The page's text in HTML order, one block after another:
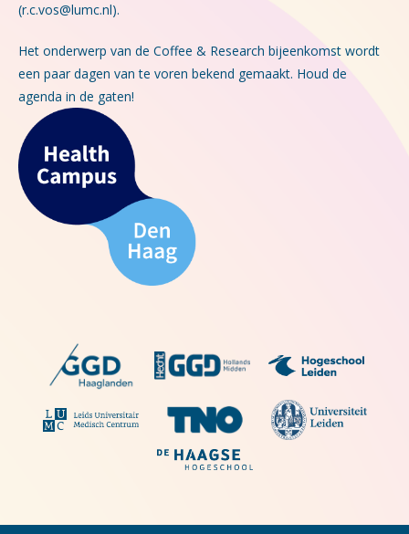
(r.c.vos@lumc.nl).
Het onderwerp van de Coffee & Research bijeenkomst wordt
een paar dagen van te voren bekend gemaakt. Houd de
agenda in de gaten!